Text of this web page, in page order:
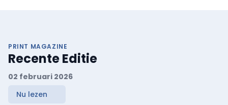
PRINT MAGAZINE
Recente Editie
02 februari 2026
Nu lezen